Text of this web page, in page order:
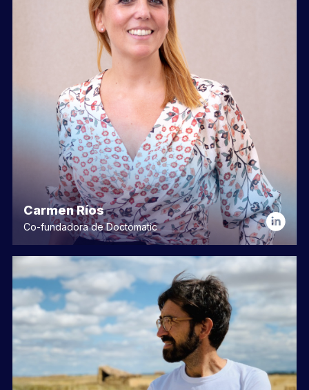
Carmen Ríos
Co-fundadora de Doctomatic